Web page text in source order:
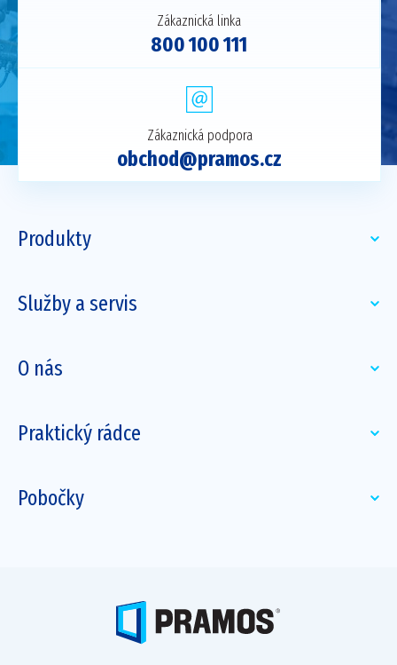
Zákaznická linka
800 100 111
Zákaznická podpora
obchod@pramos.cz
Produkty
Služby a servis
O nás
Praktický rádce
Pobočky